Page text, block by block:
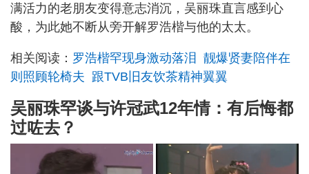
满活力的老朋友变得意志消沉，吴丽珠直言感到心
酸，为此她不断从旁开解罗浩楷与他的太太。
相关阅读： 罗浩楷罕现身激动落泪 靓爆贤妻陪伴在
则照顾轮椅夫 跟TVB旧友饮茶精神翼翼
吴丽珠罕谈与许冠武12年情：有后悔都
过咗去？